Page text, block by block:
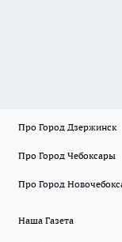
Про Город Дзержинск
Про Город Чебоксары
Про Город
Наша Газета